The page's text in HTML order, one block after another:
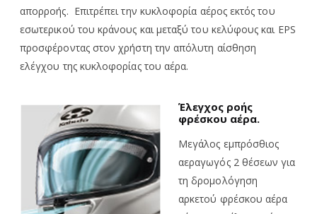
απορροής. Επιτρέπει την κυκλοφορία αέρος εκτός του
εσωτερικού του κράνους και μεταξύ του κελύφους και EPS
προσφέροντας στον χρήστη την απόλυτη αίσθηση
ελέγχου της κυκλοφορίας του αέρα.
Έλεγχος ροής
φρέσκου αέρα.
Μεγάλος εμπρόσθιος
αεραγωγός 2 θέσεων για
τη δρομολόγηση
αρκετού φρέσκου αέρα